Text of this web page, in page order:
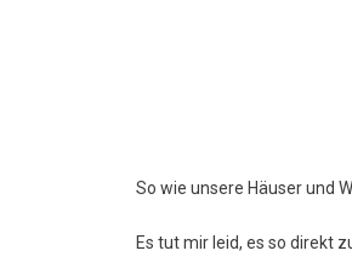
So wie unsere Häuser und
Es tut mir leid, es so direkt